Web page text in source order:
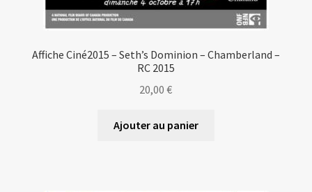
Affiche Ciné2015 – Seth’s Dominion – Chamberland –
RC 2015
20,00€
Ajouter au panier